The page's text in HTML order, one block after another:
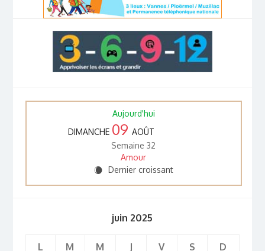
Aujourd'hui
DIMANCHE 09 AOÛT
Semaine 32
Amour
X Dernier croissant
juin 2025
L M M J V S D